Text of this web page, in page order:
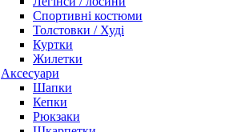
Спортивні костюми
Толстовки / Худі
Куртки
Жилетки
Аксесуари
Шапки
Кепки
Рюкзаки